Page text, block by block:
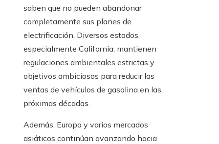
saben que no pueden abandonar
completamente sus planes de
electrificación. Diversos estados,
especialmente California, mantienen
regulaciones ambientales estrictas y
objetivos ambiciosos para reducir las
ventas de vehículos de gasolina en las
próximas décadas.
Además, Europa y varios mercados
asiáticos continúan avanzando hacia